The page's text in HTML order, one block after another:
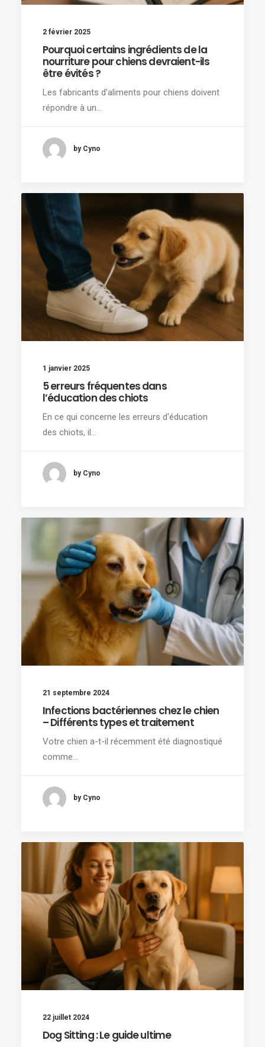
2 février 2025
Pourquoi certains ingrédients de la
nourriture pour chiens devraient-ils
être évités ?
Les fabricants d'aliments pour chiens doivent
répondre à un…
by Cyno
1 janvier 2025
5 erreurs fréquentes dans
l’éducation des chiots
En ce qui concerne les erreurs d'éducation
des chiots, il…
by Cyno
21 septembre 2024
Infections bactériennes chez le chien
– Différents types et traitement
Votre chien a-t-il récemment été diagnostiqué
comme…
by Cyno
22 juillet 2024
Dog Sitting : Le guide ultime